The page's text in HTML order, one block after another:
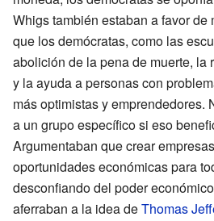
Whigs también estaban a favor de
que los demócratas, como las
abolición de la pena de muerte, la
y la ayuda a personas con
más optimistas y emprendedores.
a un grupo específico si eso
Argumentaban que crear
oportunidades económicas para
desconfiando del poder
aferraban a la idea deThomas